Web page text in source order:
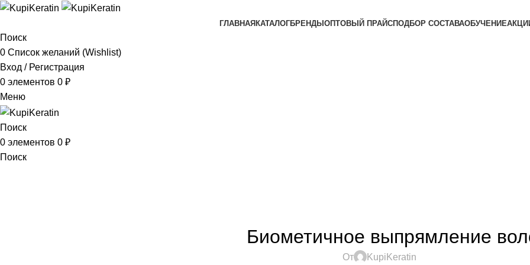
ГЛАВНАЯ КАТАЛОГБРЕНДЫ ОПТОВЫЙ ПРАЙСПОДБОР СОСТАВАОБУЧЕНИЕ
Поиск
0 Список желаний (Wishlist)
Вход / Регистрация
0 элементов 0 ₽
Меню
Поиск
0 элементов 0 ₽
Поиск
Биометичное выпрямление
От
KupiKeratin